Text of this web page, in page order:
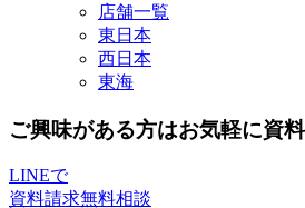
店舗一覧
東日本
西日本
東海
ご興味がある方はお気軽に資
LINEで
資料請求無料相談